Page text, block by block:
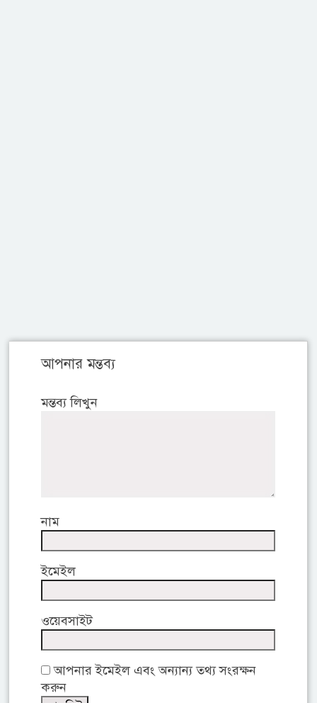
আপনার মন্তব্য
মন্তব্য লিখুন
নাম
ইমেইল
ওয়েবসাইট
আপনার ইমেইল এবং অন্যান্য তথ্য সংরক্ষন
করুন